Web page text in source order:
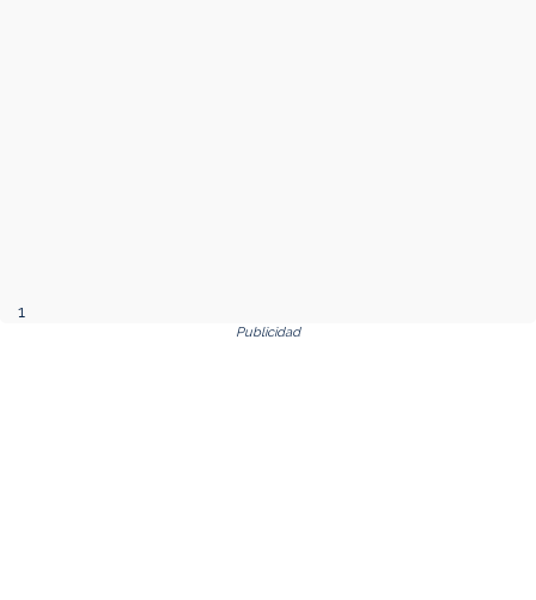
1
Publicidad